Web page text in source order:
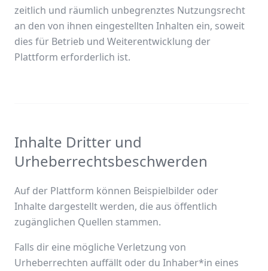
zeitlich und räumlich unbegrenztes Nutzungsrecht
an den von ihnen eingestellten Inhalten ein, soweit
dies für Betrieb und Weiterentwicklung der
Plattform erforderlich ist.
Inhalte Dritter und
Urheberrechtsbeschwerden
Auf der Plattform können Beispielbilder oder
Inhalte dargestellt werden, die aus öffentlich
zugänglichen Quellen stammen.
Falls dir eine mögliche Verletzung von
Urheberrechten auffällt oder du Inhaber*in eines